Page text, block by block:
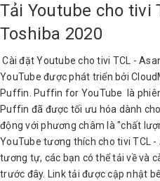
Tải Youtube cho tivi
Toshiba 2020
Cài đặt Youtube cho tivi TCL -
YouTube được phát triển bởi
Puffin. Puffin for YouTube là
Puffin đã được tối ưu hóa dành
động với phương châm là "chất
YouTube tương thích cho tivi TCL
tương tự, các bạn có thể tải về và
trước đây. Link tải được cập nhật